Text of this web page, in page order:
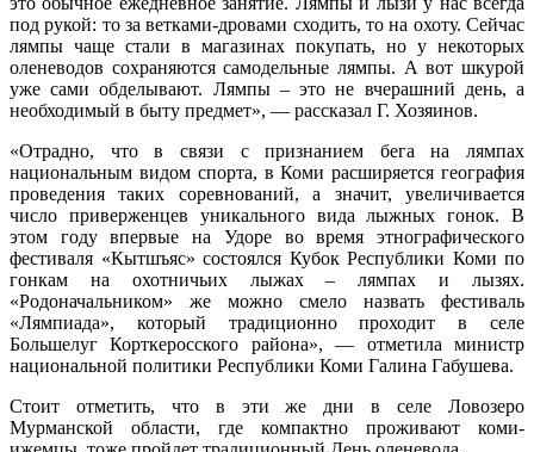
под рукой: то за ветками-дровами сходить, то на охоту. Сейчас
лямпы чаще стали в магазинах покупать, но у некоторых
оленеводов сохраняются самодельные лямпы. А вот шкурой
уже сами обделывают. Лямпы – это не вчерашний день, а
необходимый в быту предмет», — рассказал Г. Хозяинов.
«Отрадно, что в связи с признанием бега на лямпах
национальным видом спорта, в Коми расширяется география
проведения таких соревнований, а значит, увеличивается
число приверженцев уникального вида лыжных гонок. В
этом году впервые на Удоре во время этнографического
фестиваля «Кытшъяс» состоялся Кубок Республики Коми по
гонкам на охотничьих лыжах – лямпах и лызях.
«Родоначальником» же можно смело назвать фестиваль
«Лямпиада», который традиционно проходит в селе
Большелуг Корткеросского района», — отметила министр
национальной политики Республики Коми Галина Габушева.
Стоит отметить, что в эти же дни в селе Ловозеро
Мурманской области, где компактно проживают коми-